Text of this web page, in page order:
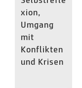
xion,
Umgang
mit
Konflikten
und Krisen